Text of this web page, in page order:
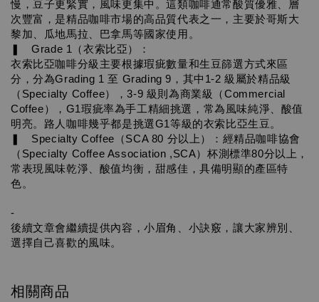
慢，豆子更緊實，風味更集中。這類咖啡通常酸質優雅、層
次豐富，是精品咖啡市場的高品質代表之一，主要於哥斯大
黎加、瓜地馬拉、巴拿馬等國家使用。
❚　Grade 1（衣索比亞）：
衣索比亞咖啡分級主要根據瑕疵數量和生豆篩選方式來區
分，分為Grading 1 至 Grading 9，其中1-2 級屬於精品級
（Specialty Coffee），3-9 級則為商業級（Commercial
Coffee），G1瑕疵率為手工精細挑選，常為風味純淨、酸值
明亮。路人咖啡幾乎都是挑選G1等級的衣索比亞生豆。
❚　Specialty Coffee（SCA 80 分以上）：經精品咖啡協會
（Specialty Coffee Association ,SCA）杯測標準80分以上，
常表現風味乾淨、酸值均衡，甜感佳，具備明顯的產區特
色。
-
後續文章會繼續提供內容，小眉角、小訣竅，讓大家辨別、
選擇自己喜歡的風味。
相關商品